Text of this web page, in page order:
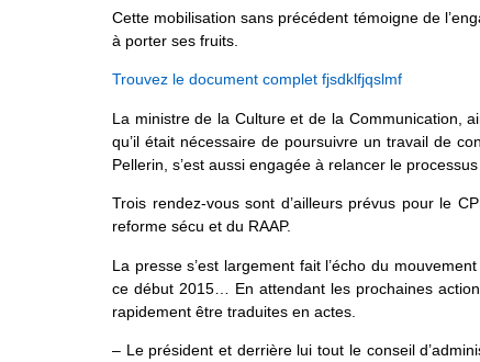
Cette mobilisation sans précédent témoigne de
à porter ses fruits.
Trouvez le document complet fjsdklfjqslmf
La ministre de la Culture et de la Communication,
qu’il était nécessaire de poursuivre un travail de
Pellerin, s’est aussi engagée à relancer le
Trois rendez-vous sont d’ailleurs prévus pour le
reforme sécu et du RAAP.
La presse s’est largement fait l’écho du
ce début 2015… En attendant les prochaines
rapidement être traduites en actes.
– Le président et derrière lui tout le conseil